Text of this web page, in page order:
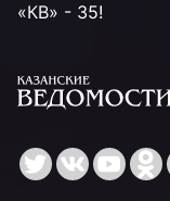
«КВ» - 35!